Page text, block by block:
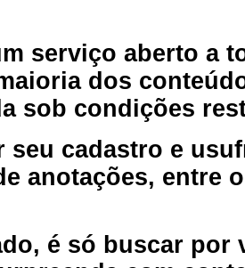
serviço aberto a
dos
sob condições
seu cadastro e
anotações, entre
é só buscar por